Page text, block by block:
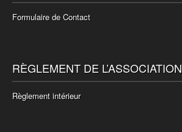
Formulaire de Contact
RÈGLEMENT DE L’ASSOCIATION
Règlement intérieur